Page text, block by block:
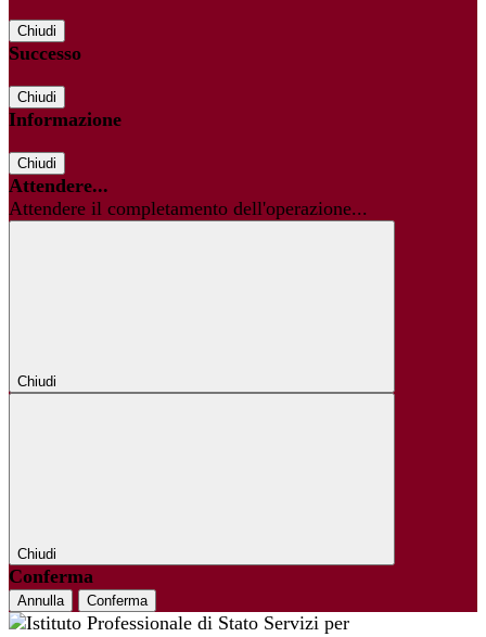
Chiudi
Successo
Chiudi
Informazione
Chiudi
Attendere...
Attendere il completamento dell'operazione...
Chiudi
Chiudi
Conferma
Annulla Conferma